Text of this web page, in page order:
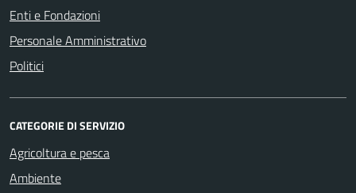
Enti e Fondazioni
Personale Amministrativo
Politici
CATEGORIE DI SERVIZIO
Agricoltura e pesca
Ambiente